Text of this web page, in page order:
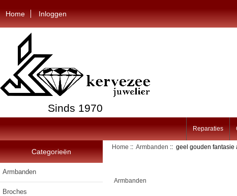
Home Inloggen
Sinds 1970
Reparaties
Categorieën
Armbanden
Broches
Home ::Armbanden :: geel gouden fantasie
Armbanden